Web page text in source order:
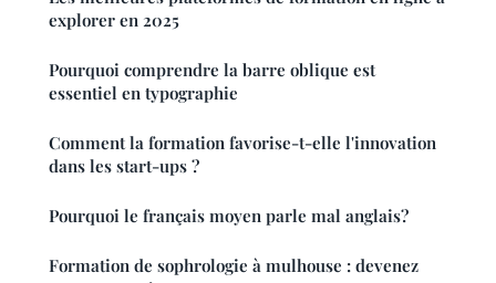
explorer en 2025
Pourquoi comprendre la barre oblique est
essentiel en typographie
Comment la formation favorise-t-elle l'innovation
dans les start-ups ?
Pourquoi le français moyen parle mal anglais?
Formation de sophrologie à mulhouse : devenez